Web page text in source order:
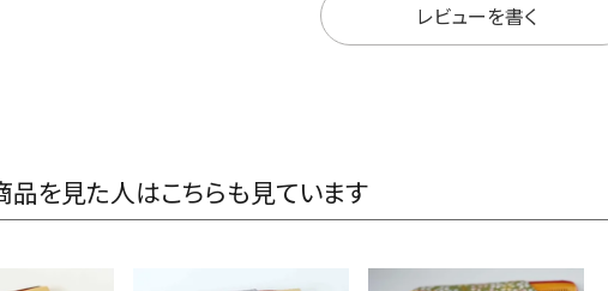
レビューを書く
品を見た人はこちらも見ています